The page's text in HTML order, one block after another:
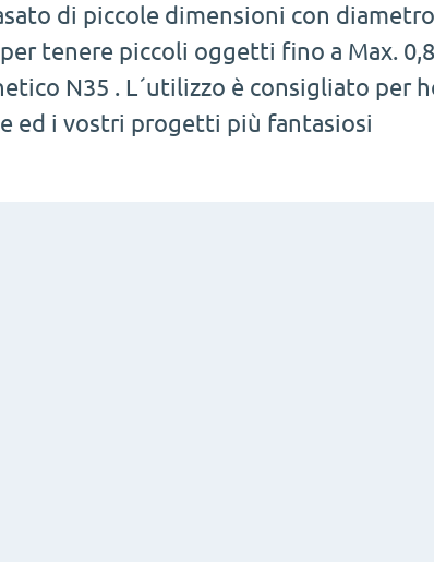
di piccole dimensioni con
tenere piccoli oggetti fino a Max.
N35 . L´utilizzo è consigliato per
ed i vostri progetti più fantasiosi